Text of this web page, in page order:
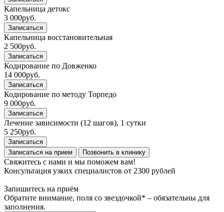
Капельница детокс
3 000руб.
Записаться
Капельница восстановительная
2 500руб.
Записаться
Кодирование по Довженко
14 000руб.
Записаться
Кодирование по методу Торпедо
9 000руб.
Записаться
Лечение зависимости (12 шагов), 1 сутки
5 250руб.
Записаться
Записаться на прием
Позвонить в клинику
Свяжитесь с нами и мы поможем вам!
Консультация узких специалистов от 2300 рублей
Запишитесь на приём
Обратите внимание, поля со звездочкой* – обязательны для
заполнения.